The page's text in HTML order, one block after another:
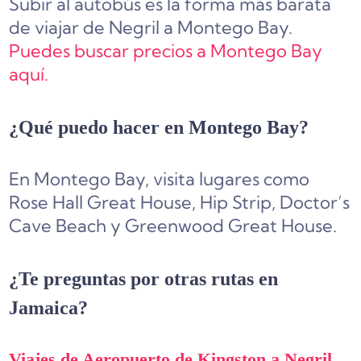
de viajar de Negril a Montego Bay.
Puedes buscar precios a Montego Bay
aquí.
¿Qué puedo hacer en Montego Bay?
En Montego Bay, visita lugares como
Rose Hall Great House, Hip Strip, Doctor’s
Cave Beach y Greenwood Great House.
¿Te preguntas por otras rutas en
Jamaica?